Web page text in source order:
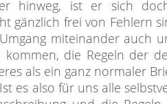
hinweg, ist er sich
gänzlich frei von Fehlern
miteinander auch
die Regeln der
als ein ganz normaler
es also für uns alle